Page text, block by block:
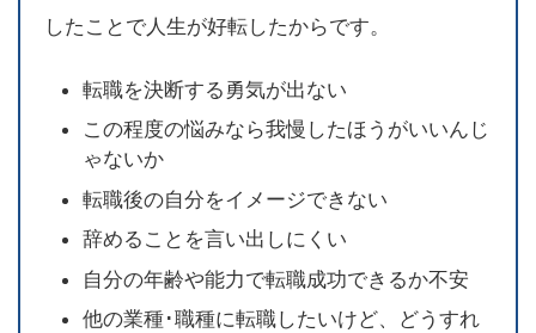
したことで人生が好転したからです。
転職を決断する勇気が出ない
この程度の悩みなら我慢したほうがいいんじ
ゃないか
転職後の自分をイメージできない
辞めることを言い出しにくい
自分の年齢や能力で転職成功できるか不安
他の業種･職種に転職したいけど、どうすれ